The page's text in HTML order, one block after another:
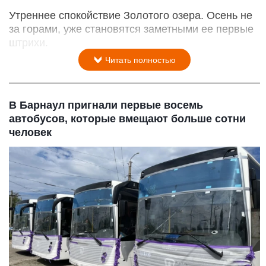
Утреннее спокойствие Золотого озера. Осень не
за горами, уже становятся заметными ее первые
штрихи.
Читать полностью
В Барнаул пригнали первые восемь
автобусов, которые вмещают больше сотни
человек